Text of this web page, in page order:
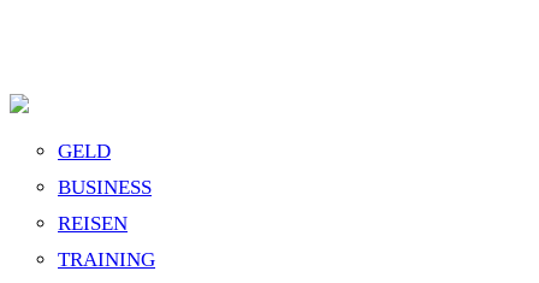
GELD
BUSINESS
REISEN
TRAINING